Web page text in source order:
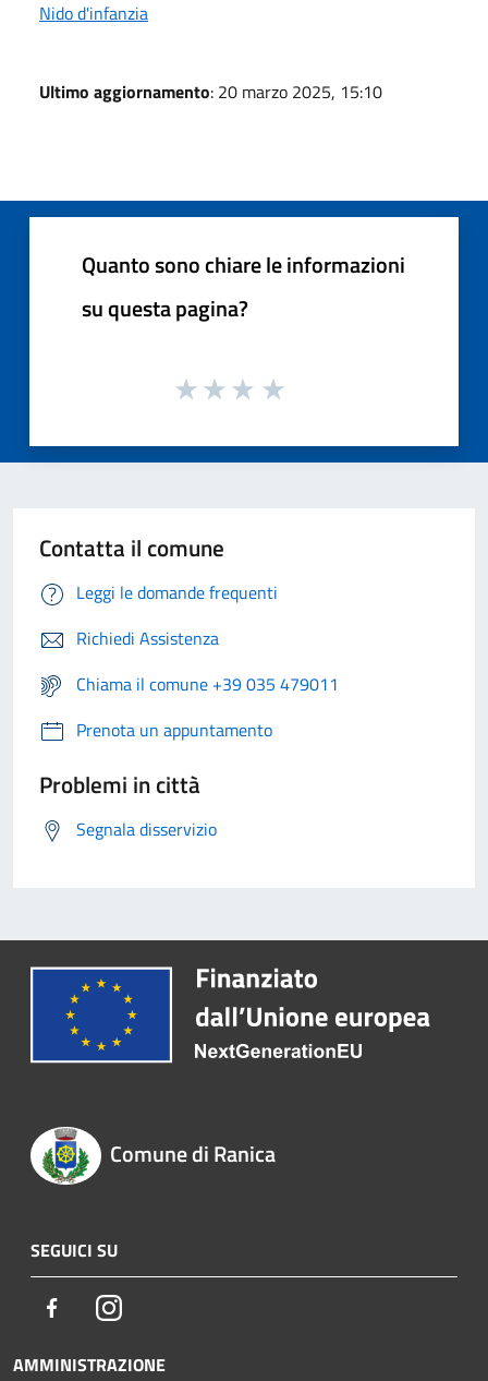
Nido d'infanzia
Ultimo aggiornamento: 20 marzo 2025, 15:10
Quanto sono chiare le informazioni
su questa pagina?
Contatta il comune
Leggi le domande frequenti
Richiedi Assistenza
Chiama il comune +39 035 479011
Prenota un appuntamento
Problemi in città
Segnala disservizio
Comune di Ranica
SEGUICI SU
FacebookInstagram
AMMINISTRAZIONE